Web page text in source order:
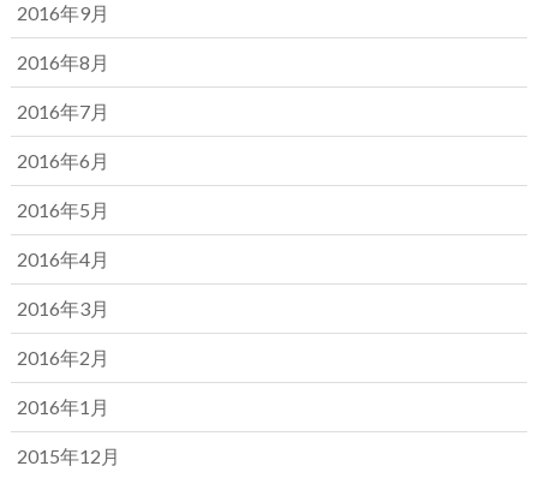
2016年9月
2016年8月
2016年7月
2016年6月
2016年5月
2016年4月
2016年3月
2016年2月
2016年1月
2015年12月